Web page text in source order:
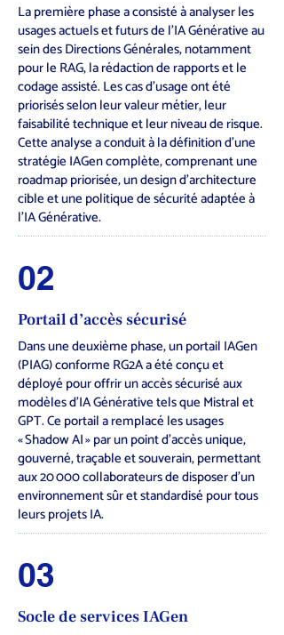
La première phase a consisté à analyser les
usages actuels et futurs de l’IA Générative au
sein des Directions Générales, notamment
pour le RAG, la rédaction de rapports et le
codage assisté. Les cas d’usage ont été
priorisés selon leur valeur métier, leur
faisabilité technique et leur niveau de risque.
Cette analyse a conduit à la définition d’une
stratégie IAGen complète, comprenant une
roadmap priorisée, un design d’architecture
cible et une politique de sécurité adaptée à
l’IA Générative.
02
Portail d’accès sécurisé
Dans une deuxième phase, un portail IAGen
(PIAG) conforme RG2A a été conçu et
déployé pour offrir un accès sécurisé aux
modèles d’IA Générative tels que Mistral et
GPT. Ce portail a remplacé les usages
« Shadow AI » par un point d’accès unique,
gouverné, traçable et souverain, permettant
aux 20 000 collaborateurs de disposer d’un
environnement sûr et standardisé pour tous
leurs projets IA.
03
Socle de services IAGen